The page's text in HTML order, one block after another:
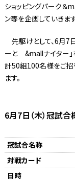
ショッピングパーク＆
ン等を企画していきます
先駆けとして、6月7
ーと &mallナイター」
計50組100名様をご招
ます。
6月7日（木）冠試合
冠試合名称
対戦カード
日時